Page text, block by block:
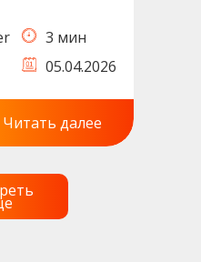
3 мин
05.04.2026
Читать далее